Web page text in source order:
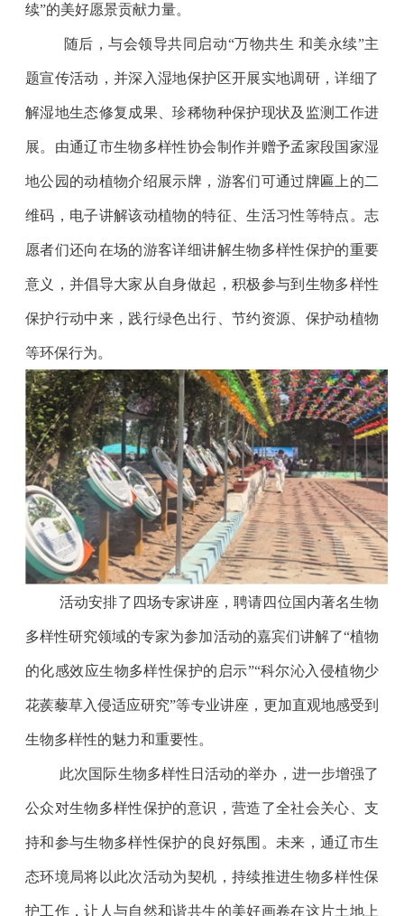
续”的美好愿景贡献力量。
随后，与会领导共同启动“万物共生 和美永续”主
题宣传活动，并深入湿地保护区开展实地调研，详细了
解湿地生态修复成果、珍稀物种保护现状及监测工作进
展。由通辽市生物多样性协会制作并赠予孟家段国家湿
地公园的动植物介绍展示牌，游客们可通过牌匾上的二
维码，电子讲解该动植物的特征、生活习性等特点。志
愿者们还向在场的游客详细讲解生物多样性保护的重要
意义，并倡导大家从自身做起，积极参与到生物多样性
保护行动中来，践行绿色出行、节约资源、保护动植物
等环保行为。
活动安排了四场专家讲座，聘请四位国内著名生物
多样性研究领域的专家为参加活动的嘉宾们讲解了“植物
的化感效应生物多样性保护的启示”“科尔沁⼊侵植物少
花蒺藜草入侵适应研究”等专业讲座，更加直观地感受到
生物多样性的魅力和重要性。
此次国际生物多样性日活动的举办，进一步增强了
公众对生物多样性保护的意识，营造了全社会关心、支
持和参与生物多样性保护的良好氛围。未来，通辽市生
态环境局将以此次活动为契机，持续推进生物多样性保
护工作，让人与自然和谐共生的美好画卷在这片土地上